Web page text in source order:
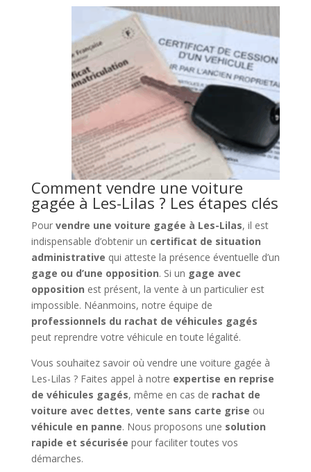
Comment vendre une voiture
gagée à Les-Lilas ? Les étapes clés
Pour vendre une voiture gagée à Les-Lilas, il est
indispensable d’obtenir un certificat de situation
administrative qui atteste la présence éventuelle d’un
gage ou d’une opposition. Si un gage avec
opposition est présent, la vente à un particulier est
impossible. Néanmoins, notre équipe de
professionnels du rachat de véhicules gagés
peut reprendre votre véhicule en toute légalité.
Vous souhaitez savoir où vendre une voiture gagée à
Les-Lilas ? Faites appel à notre expertise en reprise
de véhicules gagés, même en cas de rachat de
voiture avec dettes, vente sans carte grise ou
véhicule en panne. Nous proposons une solution
rapide et sécurisée pour faciliter toutes vos
démarches.